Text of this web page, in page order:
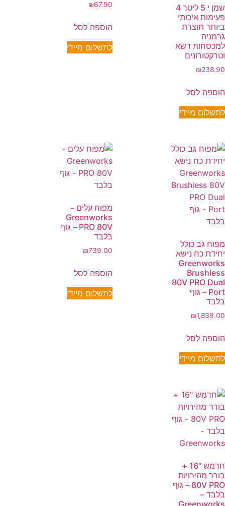
שמן י 5 ליטר 4
פעימות איכותי
ביותר תוצרת
גרמניה
למכסחות דשא
וטרקטורונים
₪238.90
הוספה לסל
לתשלום מיידי
₪67.90
הוספה לסל
לתשלום מיידי
מפוח גב כולל
יחידת כח נישא
Greenworks
Brushless
80V PRO Dual
Port – גוף
בלבד
₪1,839.00
הוספה לסל
לתשלום מיידי
מפוח עלים –
Greenworks
PRO 80V – גוף
בלבד
₪739.00
הוספה לסל
לתשלום מיידי
חרמש “16 +
בורר מהירויות
80V PRO – גוף
בלבד –
Greenworks